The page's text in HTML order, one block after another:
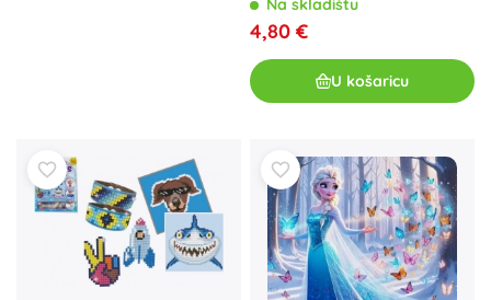
Na skladištu
4,80 €
U košaricu